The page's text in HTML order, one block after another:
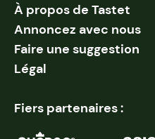
À propos de Tastet
Annoncez avec nous
Faire une suggestion
Légal
Fiers partenaires :